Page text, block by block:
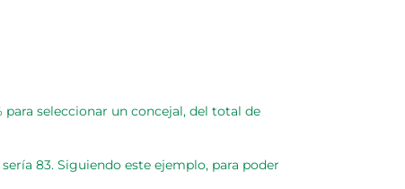
seleccionar un concejal, del total de
83. Siguiendo este ejemplo, para poder